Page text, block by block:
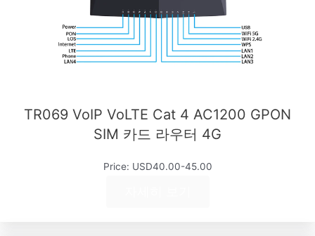
TR069 VoIP VoLTE Cat 4 AC1200 GPON
SIM 카드 라우터 4G
Price: USD40.00-45.00